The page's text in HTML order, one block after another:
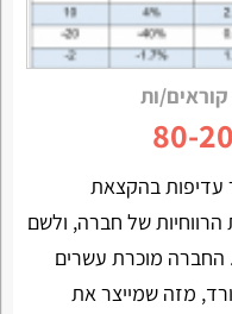
עדיפות בהקצאת
של חברה, ולשם
החברה מוכרת עשרים
מזה שמייצר את